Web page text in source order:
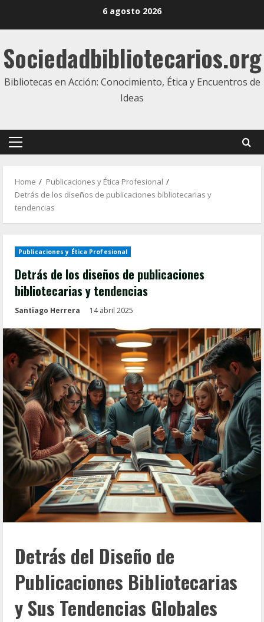
6 agosto 2026
Sociedadbibliotecarios.org
Bibliotecas en Acción: Conocimiento, Ética y Encuentros de
Ideas
Primary
Home
Publicaciones y Ética Profesional
Detrás de los diseños de publicaciones bibliotecarias y
tendencias
Publicaciones y Ética Profesional
Detrás de los diseños de publicaciones
bibliotecarias y tendencias
Santiago Herrera 14 abril 2025
Detrás del Diseño de
Publicaciones Bibliotecarias
y Sus Tendencias Globales